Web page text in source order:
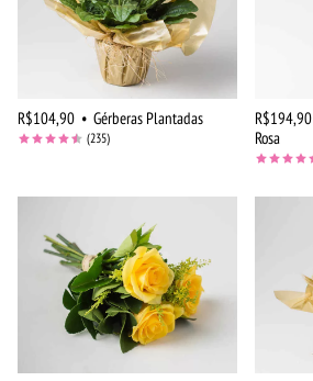
R$104,90 • Gérberas Plantadas
(235)
R$194,90
Rosa